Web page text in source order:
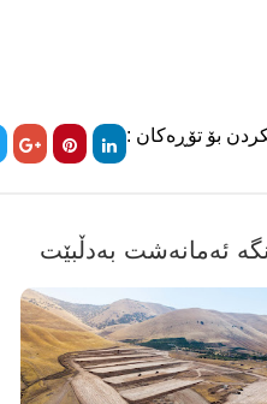
بۆ تۆڕەکان :
ئەمانەشت بەدڵبێت